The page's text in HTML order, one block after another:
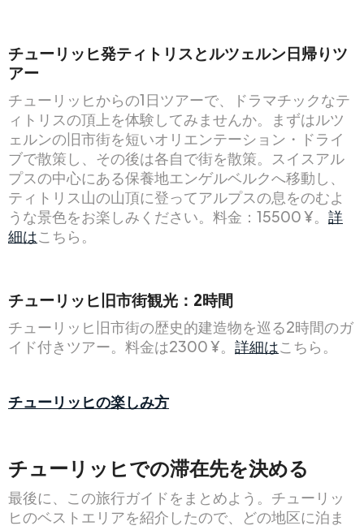
チューリッヒ発ティトリスとルツェルン日帰りツ
アー
チューリッヒからの1日ツアーで、ドラマチックなテ
ィトリスの頂上を体験してみませんか。まずはルツ
ェルンの旧市街を短いオリエンテーション・ドライ
ブで散策し、その後は各自で街を散策。スイスアル
プスの中心にある保養地エンゲルベルクへ移動し、
ティトリス山の山頂に登ってアルプスの息をのむよ
うな景色をお楽しみください。料金：15500 ¥。 詳
細はこちら。
チューリッヒ旧市街観光：2時間
チューリッヒ旧市街の歴史的建造物を巡る2時間のガ
イド付きツアー。料金は2300 ¥。 詳細はこちら。
チューリッヒの楽しみ方
チューリッヒでの滞在先を決める
最後に、この旅行ガイドをまとめよう。チューリッ
ヒのベストエリアを紹介したので、どの地区に泊ま